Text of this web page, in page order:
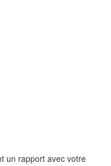
un rapport avec votre